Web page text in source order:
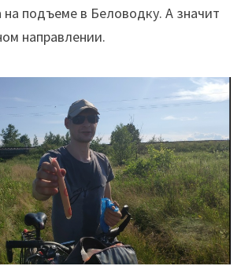
на подъеме в Беловодку. А значит
направлении.